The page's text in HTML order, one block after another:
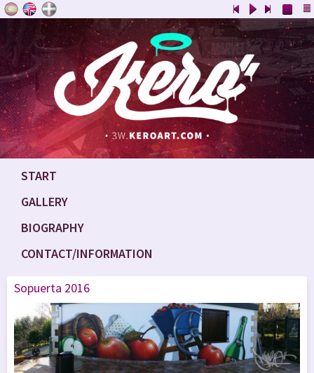
START
GALLERY
BIOGRAPHY
CONTACT/INFORMATION
Sopuerta 2016